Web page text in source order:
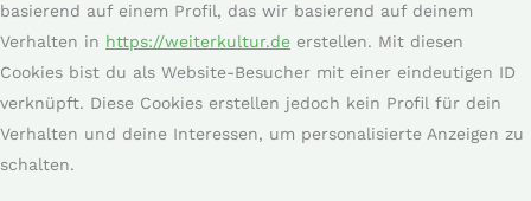
basierend auf einem Profil, das wir basierend auf deinem
Verhalten in https://weiterkultur.de erstellen. Mit diesen
Cookies bist du als Website-Besucher mit einer eindeutigen ID
verknüpft. Diese Cookies erstellen jedoch kein Profil für dein
Verhalten und deine Interessen, um personalisierte Anzeigen zu
schalten.